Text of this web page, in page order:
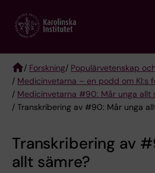
main
Breadcrumb
/ Forskning/ Populärvetenskap
/ Medicinvetarna – en podd om KI:s
/ Medicinvetarna #90: Mår unga allt
/ Transkribering av #90: Mår unga
Transkribering av
allt sämre?